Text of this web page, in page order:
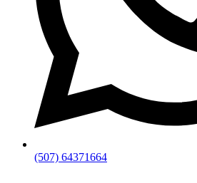
(507) 64371664